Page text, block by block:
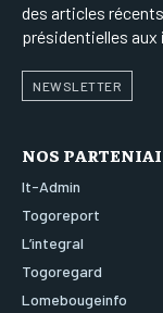
des articles
présidentielles
NEWSLETTER
NOS
It-Admin
Togoreport
L’integral
Togoregard
Lomebougeinfo